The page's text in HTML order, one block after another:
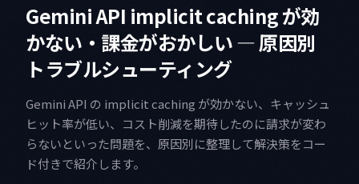
Gemini API implicit caching が効
かない・課金がおかしい — 原因別
トラブルシューティング
Gemini API の implicit caching が効かない、キャッシュ
ヒット率が低い、コスト削減を期待したのに請求が変わ
らないといった問題を、原因別に整理して解決策をコー
ド付きで紹介します。